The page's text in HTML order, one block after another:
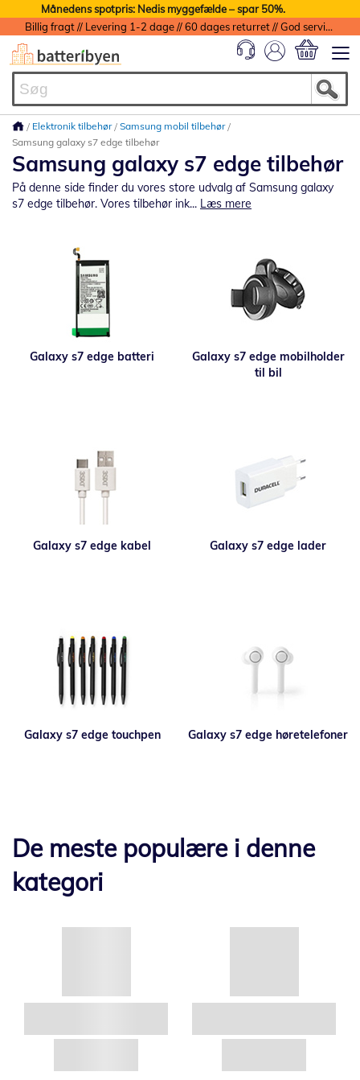
Månedens spotpris: Nedis myggefælde – spar 50%.
Billig fragt // Levering 1-2 dage // 60 dages returret // God service med garanti
Elektronik tilbehør Samsung mobil tilbehør
Samsung galaxy s7 edge tilbehør
Samsung galaxy s7 edge tilbehør
På denne side finder du vores store udvalg af Samsung galaxy
s7 edge tilbehør. Vores tilbehør ink... Læs mere
Galaxy s7 edge batteri
Galaxy s7 edge mobilholder
til bil
Galaxy s7 edge kabel Galaxy s7 edge lader
Galaxy s7 edge touchpen Galaxy s7 edge høretelefoner
De meste populære i denne
kategori